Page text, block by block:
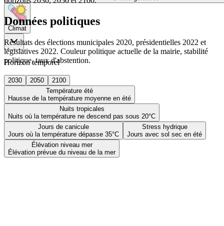
Climat
Horizon temporel
2030 2050
2100
Température été
Hausse de la température moyenne en été
Nuits tropicales
Nuits où la température ne descend pas sous 20°C
Jours de canicule
Jours où la température dépasse 35°C
Stress hydrique
Jours avec sol sec en été
Élévation niveau mer
Élévation prévue du niveau de la mer
Données politiques
Résultats des élections municipales 2020, présidentielles 2022 et
législatives 2022. Couleur politique actuelle de la mairie, stabilité
politique, taux d'abstention.